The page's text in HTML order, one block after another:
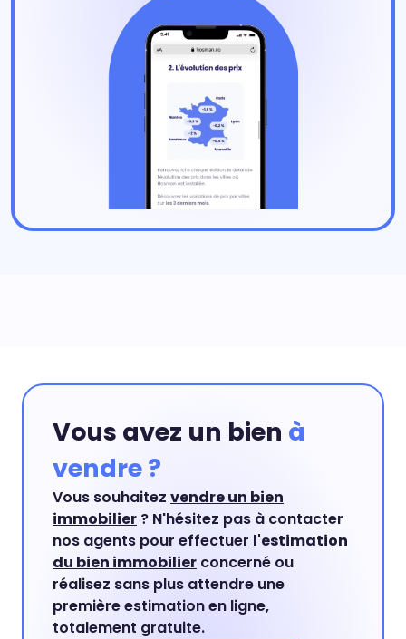
Vous avez un bien à
vendre ?
Vous souhaitez vendre un bien
immobilier ? N'hésitez pas à contacter
nos agents pour effectuer l'estimation
du bien immobilier concerné ou
réalisez sans plus attendre une
première estimation en ligne,
totalement gratuite.